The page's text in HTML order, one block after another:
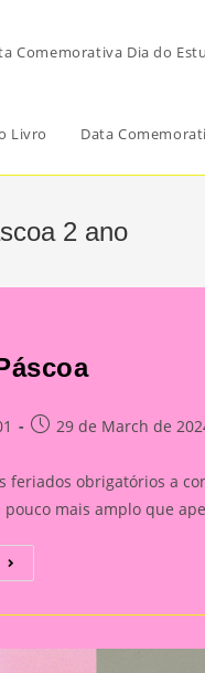
Comemorativa Dia do
Livro Data
2 ano
Post29 de March de
feriados obrigatórios a
mais amplo que
Atividade